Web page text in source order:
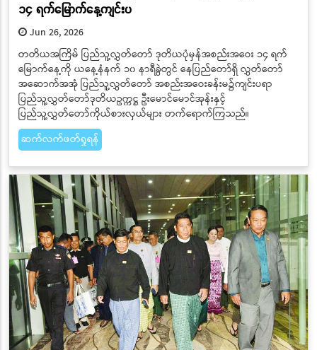
၁၄ ရက်မြောက်နေ့ကျင်းပ
Jun 26, 2026
တတိယအကြိမ် ပြည်သူ့လွှတ်တော် ဒုတိယပုံမှန်အစည်းအဝေး ၁၄ ရက်
မြောက်နေ့ကို ယနေ့နံနက် ၁၀ နာရီခွဲတွင် နေပြည်တော်ရှိ လွှတ်တော်
အဆောက်အအုံ ပြည်သူ့လွှတ်တော် အစည်းအဝေးခန်းမ၌ကျင်းပရာ
ပြည်သူ့လွှတ်တော်ဒုတိယဥက္ကဋ္ဌ ဦးမောင်မောင်အုန်းနှင့်
ပြည်သူ့လွှတ်တော်ကိုယ်စားလှယ်များ တက်ရောက်ကြသည်။
ဆက်လက်ဖတ်ရှုရန်